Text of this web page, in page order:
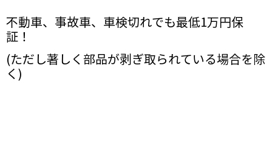
不動車、事故車、車検切れでも最低1万円保
証！
(ただし著しく部品が剥ぎ取られている場合を除
く)